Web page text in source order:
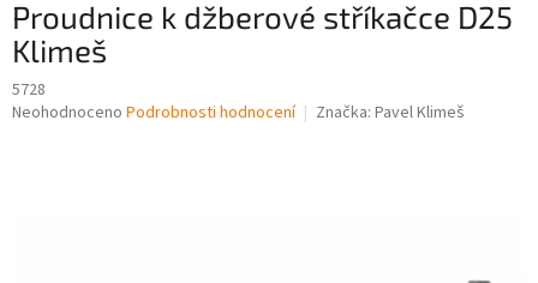
Proudnice k džberové stříkačce D25
Klimeš
5728
Průměrné
Neohodnoceno Podrobnosti hodnocení Značka: Pavel Klimeš